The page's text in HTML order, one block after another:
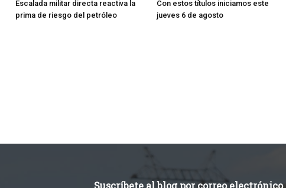
Escalada militar directa reactiva la
prima de riesgo del petróleo
Con estos títulos iniciamos este
jueves 6 de agosto
Suscríbete al blog por correo electrónico